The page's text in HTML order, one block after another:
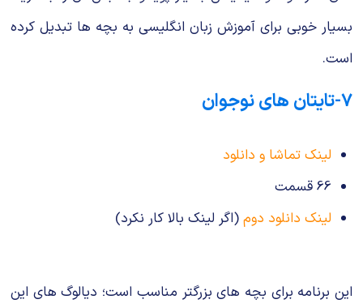
بسیار خوبی برای آموزش زبان انگلیسی به بچه ها تبدیل کرده
است.
۷-تایتان های نوجوان
لینک تماشا و دانلود
66 قسمت
لینک دانلود دوم (اگر لینک بالا کار نکرد)
این برنامه برای بچه های بزرگتر مناسب است؛ دیالوگ های این